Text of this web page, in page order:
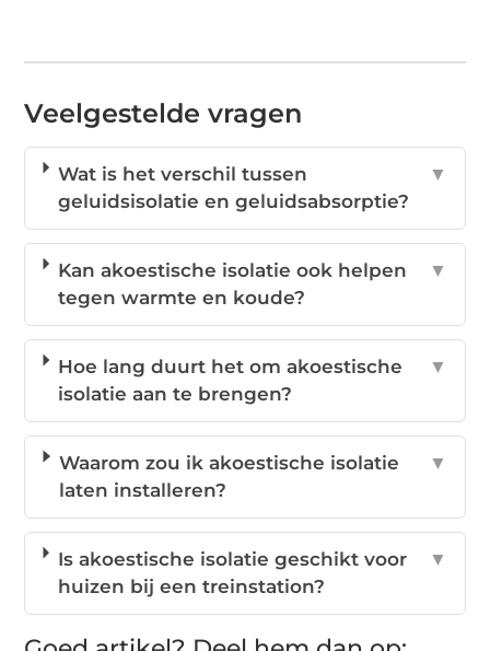
Veelgestelde vragen
Wat is het verschil tussen
geluidsisolatie en geluidsabsorptie?
▼
Kan akoestische isolatie ook helpen
tegen warmte en koude?
▼
Hoe lang duurt het om akoestische
isolatie aan te brengen?
▼
Waarom zou ik akoestische isolatie
laten installeren?
▼
Is akoestische isolatie geschikt voor
huizen bij een treinstation?
▼